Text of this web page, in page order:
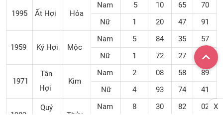
1995 Ất Hợi Hỏa
Nam 5 10 65
70
Nữ
1 20 47 91
1959 Kỷ Hợi Mộc
Nam 5 84 35
57
Nữ
1 72 27 10
1971
Tân
Hợi
Kim
Nam 2 08 58
89
Nữ
4 93 74 41
1983
Quý
Thủy
Nam 8 30 82 02 X